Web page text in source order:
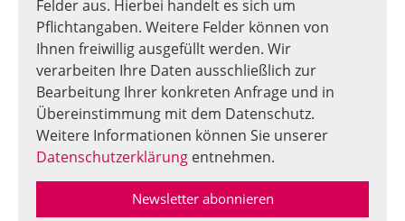
Felder aus. Hierbei handelt es sich um
Pflichtangaben. Weitere Felder können von
Ihnen freiwillig ausgefüllt werden. Wir
verarbeiten Ihre Daten ausschließlich zur
Bearbeitung Ihrer konkreten Anfrage und in
Übereinstimmung mit dem Datenschutz.
Weitere Informationen können Sie unserer
Datenschutzerklärung entnehmen.
Newsletter abonnieren